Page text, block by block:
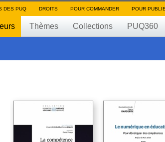
DES PUQ DROITS POUR COMMANDER POUR
Thèmes Collections PUQ360